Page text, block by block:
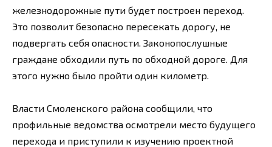
железнодорожные пути будет построен переход.
Это позволит безопасно пересекать дорогу, не
подвергать себя опасности. Законопослушные
граждане обходили путь по обходной дороге. Для
этого нужно было пройти один километр.
Власти Смоленского района сообщили, что
профильные ведомства осмотрели место будущего
перехода и приступили к изучению проектной